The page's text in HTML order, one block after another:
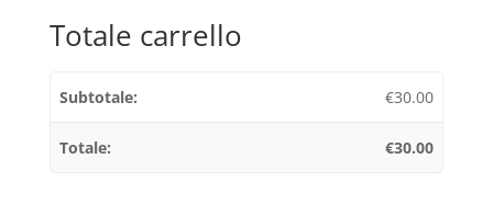
Totale carrello
€30.00
€30.00